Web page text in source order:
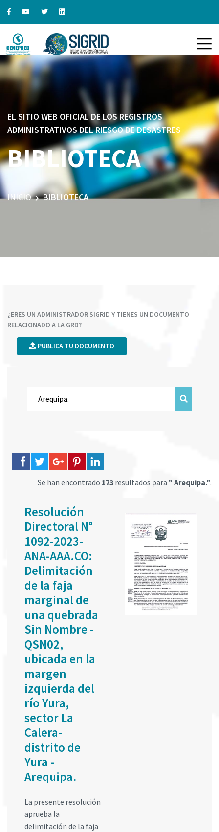
EL SITIO WEB OFICIAL DE LOS REGISTROS
ADMINISTRATIVOS DEL RIESGO DE DESASTRES
BIBLIOTECA
INICIO BIBLIOTECA
¿ERES UN ADMINISTRADOR SIGRID Y TIENES UN DOCUMENTO
RELACIONADO A LA GRD?
PUBLICA TU DOCUMENTO
Se han encontrado 173 resultados para " Arequipa.".
Resolución
Directoral N°
1092-2023-
ANA-AAA.CO:
Delimitación
de la faja
marginal de
una quebrada
Sin Nombre -
QSN02,
ubicada en la
margen
izquierda del
río Yura,
sector La
Calera-
distrito de
Yura -
Arequipa.
La presente resolución
aprueba la
delimitación de la faja